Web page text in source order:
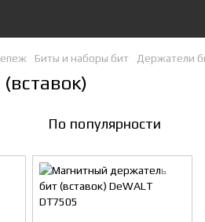
Биты и наборы бит Держатели
По популярности